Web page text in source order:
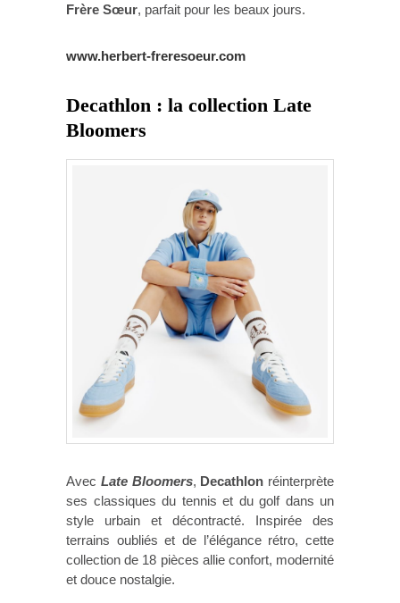
Frère Sœur, parfait pour les beaux jours.
www.herbert-freresoeur.com
Decathlon : la collection Late
Bloomers
Avec Late Bloomers, Decathlon réinterprète
ses classiques du tennis et du golf dans un
style urbain et décontracté. Inspirée des
terrains oubliés et de l’élégance rétro, cette
collection de 18 pièces allie confort, modernité
et douce nostalgie.